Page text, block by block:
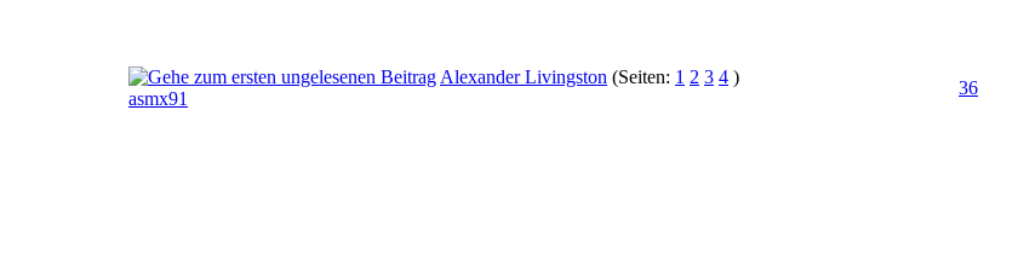
Alexander Livingston (Seiten: 1 2 3 4 )
asmx91
36